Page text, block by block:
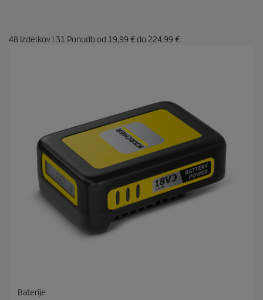
48 Izdelkov | 31 Ponudb od 19,99 €do 224,99 €
Baterije